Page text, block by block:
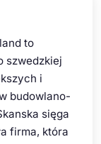
to
szwedzkiej
i
budowlano-
sięga
firma, która